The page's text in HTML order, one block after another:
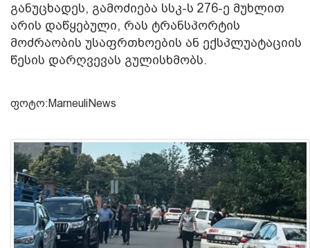
განუცხადეს, გამოძიება სსკ-ს 276-ე მუხლით
არის დაწყებული, რას ტრანსპორტის
მოძრაობის უსაფრთხოების ან ექსპლუატაციის
წესის დარღვევას გულისხმობს.
ფოტო:MarneuliNews